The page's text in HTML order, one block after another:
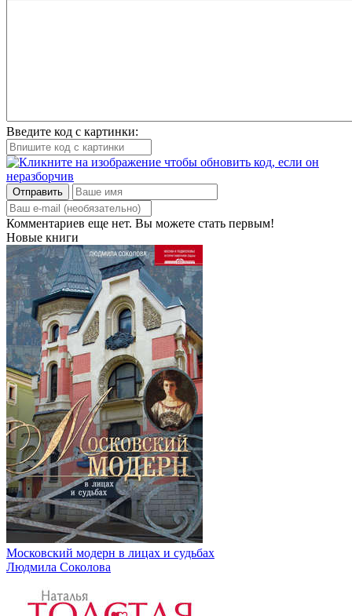
Введите код с картинки:
Отправить
Комментариев еще нет. Вы можете стать первым!
Новые книги
Московский модерн в лицах и судьбах
Людмила Соколова